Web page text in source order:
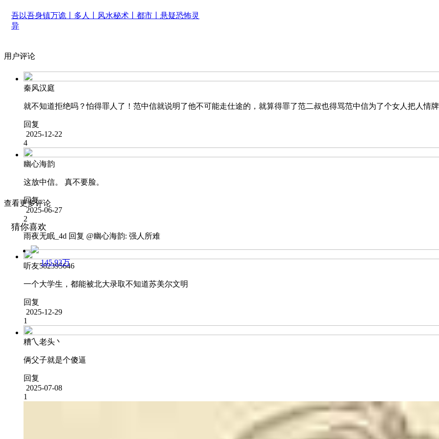
吾以吾身镇万诡丨多人丨风水秘术丨都市丨悬疑恐怖灵
异
用户评论
秦风汉庭
就不知道拒绝吗？怕得罪人了！范中信就说明了他不可能走仕途的，就算得罪了范二叔也得骂范中信为了个女人把人情
回复
2025-12-22
4
幽心海韵
这放中信。 真不要脸。
回复
2025-06-27
2
雨夜无眠_4d 回复 @幽心海韵: 强人所难
听友582395646
一个大学生，都能被北大录取不知道苏美尔文明
回复
2025-12-29
1
糟乀老头丶
俩父子就是个傻逼
回复
2025-07-08
1
查看更多评论
猜你喜欢
145.93万